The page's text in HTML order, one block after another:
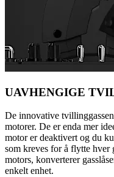
UAVHENGIGE
De innovative
motorer. De er enda mer
motor er deaktivert og du
som kreves for å flytte hver
motors, konverterer
enkelt enhet.